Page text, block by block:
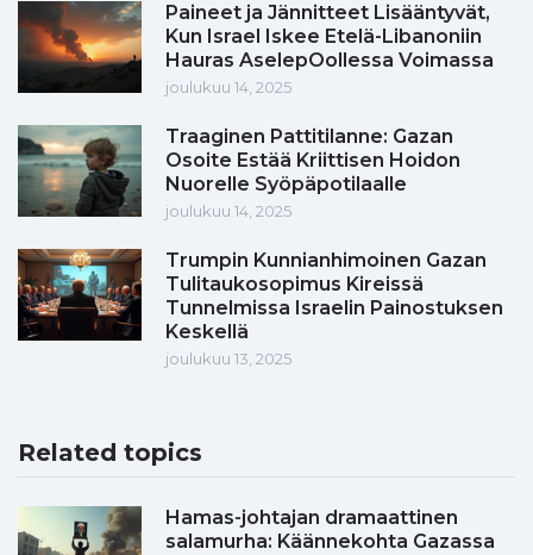
Paineet ja Jännitteet Lisääntyvät,
Kun Israel Iskee Etelä-Libanoniin
Hauras AselepOollessa Voimassa
joulukuu 14, 2025
Traaginen Pattitilanne: Gazan
Osoite Estää Kriittisen Hoidon
Nuorelle Syöpäpotilaalle
joulukuu 14, 2025
Trumpin Kunnianhimoinen Gazan
Tulitaukosopimus Kireissä
Tunnelmissa Israelin Painostuksen
Keskellä
joulukuu 13, 2025
Related topics
Hamas-johtajan dramaattinen
salamurha: Käännekohta Gazassa